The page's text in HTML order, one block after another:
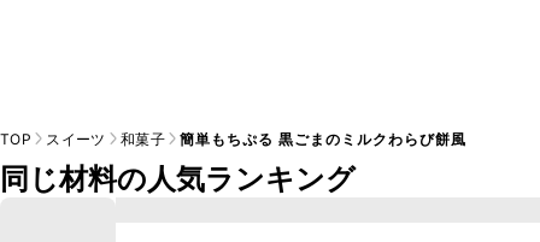
TOP スイーツ 和菓子 簡単もちぷる 黒ごまのミルクわらび餅風
同じ材料の人気ランキング